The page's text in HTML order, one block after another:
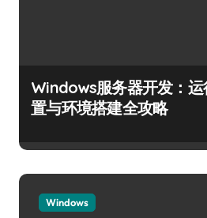
Windows服务器开发：运
置与环境搭建全攻略
Windows